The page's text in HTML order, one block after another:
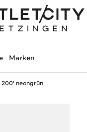
Marken
200' neongrün